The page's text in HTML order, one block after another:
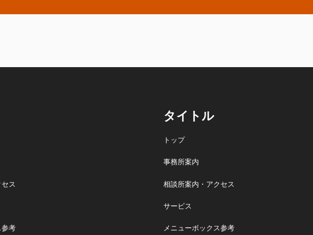
ス
参考
タイトル
トップ
事務所案内
相談所案内・アクセス
サービス
メニューボックス参考